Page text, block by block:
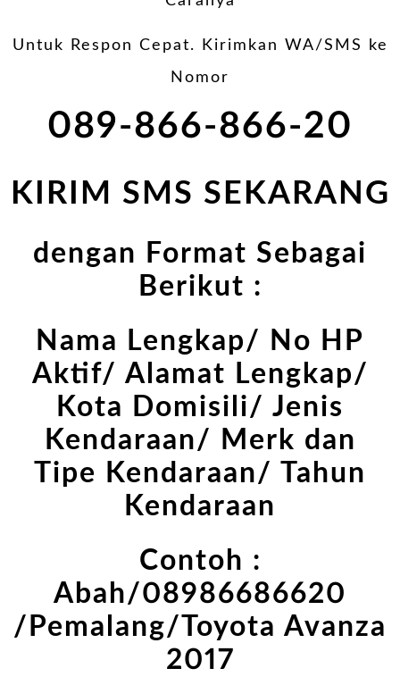
Untuk Respon Cepat. Kirimkan WA/SMS ke
Nomor
089-866-866-20
KIRIM SMS SEKARANG
dengan Format Sebagai
Berikut :
Nama Lengkap/ No HP
Aktif/ Alamat Lengkap/
Kota Domisili/ Jenis
Kendaraan/ Merk dan
Tipe Kendaraan/ Tahun
Kendaraan
Contoh :
Abah/08986686620
/Pemalang/Toyota Avanza
2017